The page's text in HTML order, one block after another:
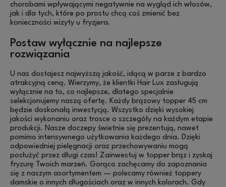
chorobami wpływającymi negatywnie na wygląd ich włosów,
jak i dla tych, które po prostu chcą coś zmienić bez
konieczności wizyty u fryzjera.
Postaw wyłącznie na najlepsze
rozwiązania
U nas dostajesz najwyższą jakość, idącą w parze z bardzo
atrakcyjną ceną. Wierzymy, że klientki Hair Lux zasługują
wyłącznie na to, co najlepsze, dlatego specjalnie
selekcjonujemy naszą ofertę. Każdy brązowy topper 45 cm
będzie doskonałą inwestycją. Wszystko dzięki wysokiej
jakości wykonaniu oraz trosce o szczegóły na każdym etapie
produkcji. Nasze doczepy świetnie się prezentują, nawet
pomimo intensywnego użytkowania każdego dnia. Dzięki
odpowiedniej pielęgnacji oraz przechowywaniu mogą
posłużyć przez długi czas! Zainwestuj w topper brąz i zyskaj
fryzurę Twoich marzeń. Gorąco zachęcamy do zapoznania
się z naszym asortymentem — polecamy również toppery
damskie o innych długościach oraz w innych kolorach. Gdy